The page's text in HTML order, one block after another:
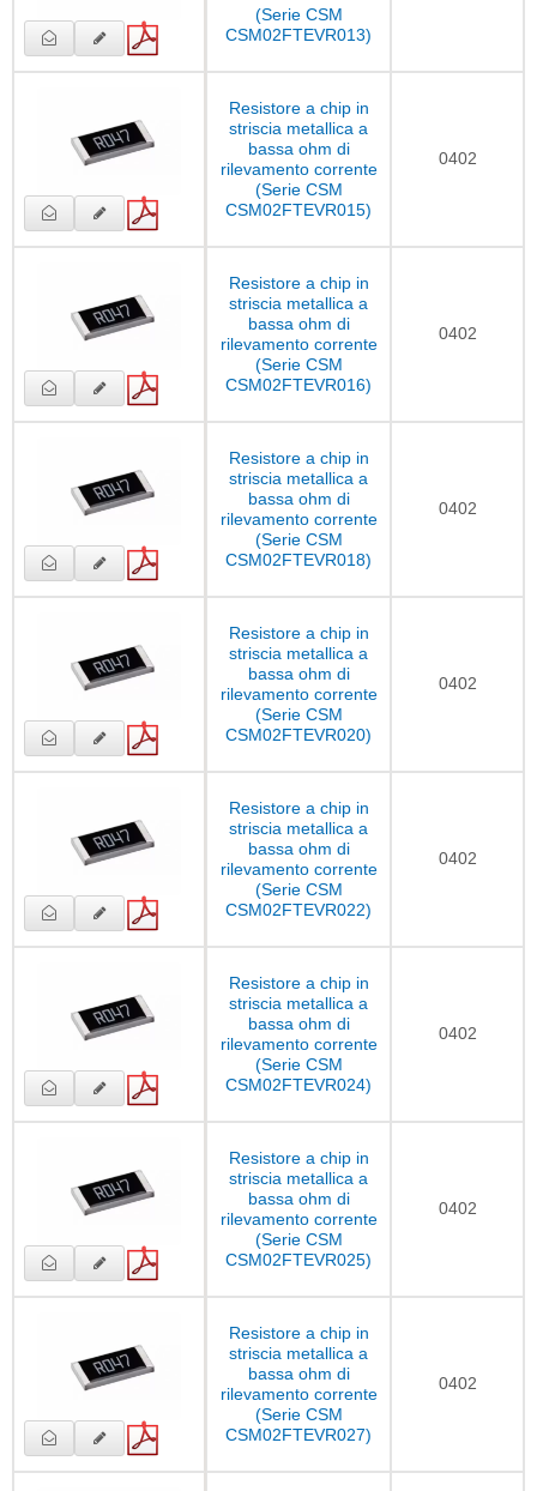
(Serie CSM
CSM02FTEVR013)
Resistore a chip in
striscia metallica a
bassa ohm di
rilevamento corrente
(Serie CSM
CSM02FTEVR015)
0402
Resistore a chip in
striscia metallica a
bassa ohm di
rilevamento corrente
(Serie CSM
CSM02FTEVR016)
0402
Resistore a chip in
striscia metallica a
bassa ohm di
rilevamento corrente
(Serie CSM
CSM02FTEVR018)
0402
Resistore a chip in
striscia metallica a
bassa ohm di
rilevamento corrente
(Serie CSM
CSM02FTEVR020)
0402
Resistore a chip in
striscia metallica a
bassa ohm di
rilevamento corrente
(Serie CSM
CSM02FTEVR022)
0402
Resistore a chip in
striscia metallica a
bassa ohm di
rilevamento corrente
(Serie CSM
CSM02FTEVR024)
0402
Resistore a chip in
striscia metallica a
bassa ohm di
rilevamento corrente
(Serie CSM
CSM02FTEVR025)
0402
Resistore a chip in
striscia metallica a
bassa ohm di
rilevamento corrente
(Serie CSM
CSM02FTEVR027)
0402